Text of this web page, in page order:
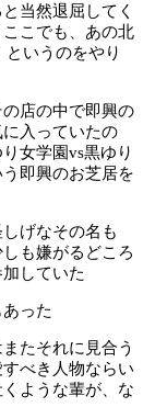
当然退屈してく
こでも、あの北
いうのをやり
店の中で即興の
入っていたの
女学園vs黒ゆり
即興のお芝居を
げなその名も
も嫌がるどころ
していた
った
たそれに見合う
べき人物ならい
ような輩が、な